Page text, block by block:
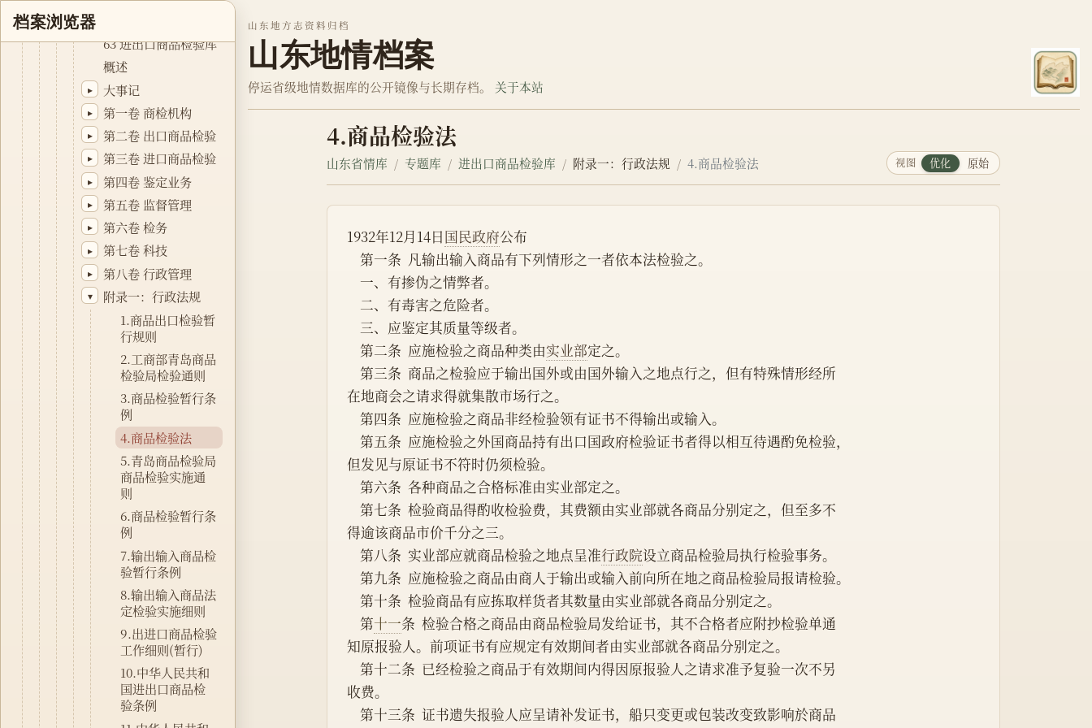
山东地方志资料归档
山东地情档案
停运省级地情数据库的公开镜像与长期存档。 关于本站
4.商品检验法
山东省情库 专题库 进出口商品检验库 附录一：行政法规 4.商品检验法 视图 优化 原始
档案浏览器
▾
进出口商品检验库
63 进出口商品检验库
概述
▸ 大事记
▸ 第一卷 商检机构
▸ 第二卷 出口商品检验
▸ 第三卷 进口商品检验
▸ 第四卷 鉴定业务
▸ 第五卷 监督管理
▸ 第六卷 检务
▸ 第七卷 科技
▸ 第八卷 行政管理
▾
附录一：行政法规
1.商品出口检验暂
行规则
2.工商部青岛商品
检验局检验通则
3.商品检验暂行条
例
4.商品检验法
5.青岛商品检验局
商品检验实施通
则
6.商品检验暂行条
例
7.输出输入商品检
验暂行条例
8.输出输入商品法
定检验实施细则
9.出进口商品检验
工作细则(暂行)
10.中华人民共和
国进出口商品检
验条例
1932年12月14日国民政府公布
    第一条  凡输出输入商品有下列情形之一者依本法检验之。
    一、有掺伪之情弊者。
    二、有毒害之危险者。
    三、应鉴定其质量等级者。
    第二条  应施检验之商品种类由
实业部定之。
    第三条  商品之检验应于输出国外或由国外输入之地点行之，但有特殊情形经所
在地商会之请求得就集散市场行之。
    第四条  应施检验之商品非经检验领有证书不得输出或输入。
    第五条  应施检验之外国商品持有出口国政府检验证书者得以相互待遇酌免检验，
但发见与原证书不符时仍须检验。
    第六条  各种商品之合格标准由实业部定之。
    第七条  检验商品得酌收检验费，其费额由实业部就各商品分别定之，但至多不
得逾该商品市价千分之三。
    第八条  实业部应就商品检验之地点呈准
行政院设立商品检验局执行检验事务。
    第九条  应施检验之商品由商人于输出或输入前向所在地之商品检验局报请检验。
    第十条  检验商品有应拣取样货者其数量由实业部就各商品分别定之。
    第
十一条  检验合格之商品由商品检验局发给证书，其不合格者应附抄检验单通
知原报验人。前项证书有应规定有效期间者由实业部就各商品分别定之。
    第十二条  已经检验之商品于有效期间内得因原报验人之请求准予复验一次不另
收费。
    第十三条  证书遗失报验人应呈请补发证书，船只变更或包装改变致影响於商品